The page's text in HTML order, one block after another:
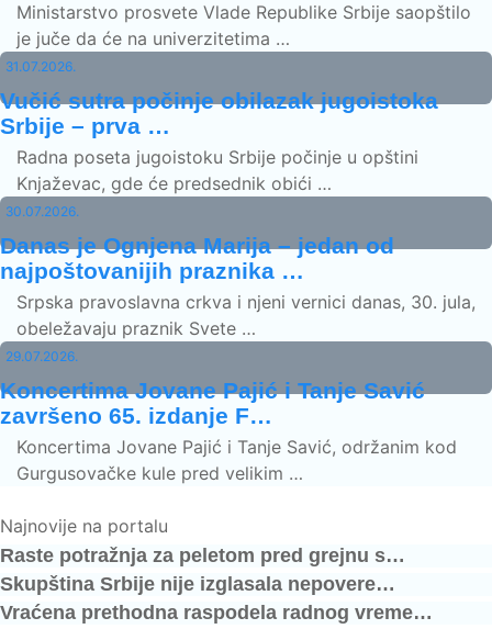
Ministarstvo prosvete Vlade Republike Srbije saopštilo
je juče da će na univerzitetima …
31.07.2026.
Vučić sutra počinje obilazak jugoistoka
Srbije – prva …
Radna poseta jugoistoku Srbije počinje u opštini
Knjaževac, gde će predsednik obići …
30.07.2026.
Danas je Ognjena Marija – jedan od
najpoštovanijih praznika …
Srpska pravoslavna crkva i njeni vernici danas, 30. jula,
obeležavaju praznik Svete …
29.07.2026.
Koncertima Jovane Pajić i Tanje Savić
završeno 65. izdanje F…
Koncertima Jovane Pajić i Tanje Savić, održanim kod
Gurgusovačke kule pred velikim …
Najnovije na portalu
Raste potražnja za peletom pred grejnu s…
Skupština Srbije nije izglasala nepovere…
Vraćena prethodna raspodela radnog vreme…